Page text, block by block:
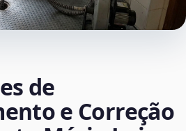
de
e Correção